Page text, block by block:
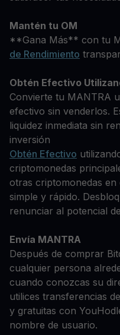
Mantén tu OM
**Gana Más** con tu
de Rendimiento
Obtén Efectivo
Convierte tu MANTRA
efectivo sin venderlos.
liquidez inmediata sin
inversión
Obtén Efectivo
criptomonedas
otras criptomonedas en
simple y rápido.
renunciar al potencial
Envía MANTRA
Después de comprar
cualquier persona
cuando conozcas su
utilices transferencias
y gratuitas con
nombre de usuario.